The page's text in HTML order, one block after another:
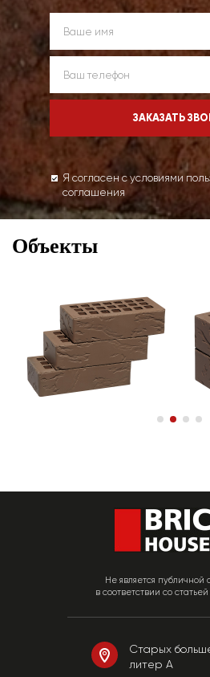
Я согласен с условиями
соглашения
Объекты
Не является публичной
в соответствии со
Старых
литер А